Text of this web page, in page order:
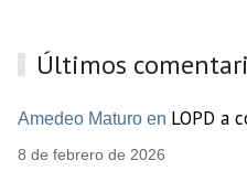
Últimos
Amedeo Maturo en LOPD a
8 de febrero de 2026